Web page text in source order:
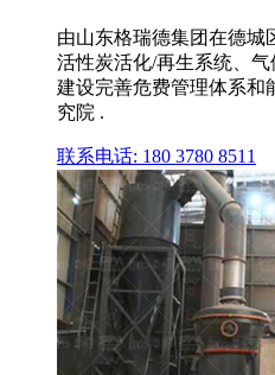
由山东格瑞德集团在德城
活性炭活化/再生系统、
建设完善危费管理体系和
究院 .
联系电话: 180 3780 8511